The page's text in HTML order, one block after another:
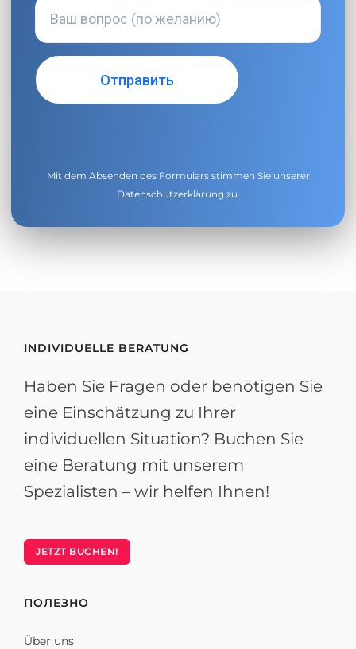
Mit dem Absenden des Formulars stimmen Sie unserer
Datenschutzerklärung zu.
INDIVIDUELLE BERATUNG
Haben Sie Fragen oder benötigen Sie
eine Einschätzung zu Ihrer
individuellen Situation? Buchen Sie
eine Beratung mit unserem
Spezialisten – wir helfen Ihnen!
JETZT BUCHEN!
ПОЛЕЗНО
Über uns